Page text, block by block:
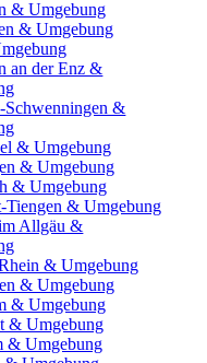
& Umgebung
& Umgebung
an der Enz &
&
& Umgebung
& Umgebung
& Umgebung
Tiengen & Umgebung
Allgäu &
& Umgebung
& Umgebung
& Umgebung
& Umgebung
& Umgebung